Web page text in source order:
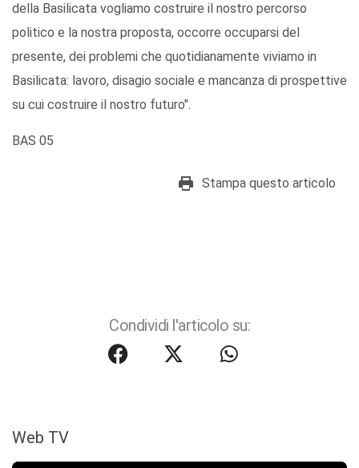
della Basilicata vogliamo costruire il nostro percorso
politico e la nostra proposta, occorre occuparsi del
presente, dei problemi che quotidianamente viviamo in
Basilicata: lavoro, disagio sociale e mancanza di prospettive
su cui costruire il nostro futuro".
BAS 05
Stampa questo articolo
Condividi l'articolo su:
Web TV